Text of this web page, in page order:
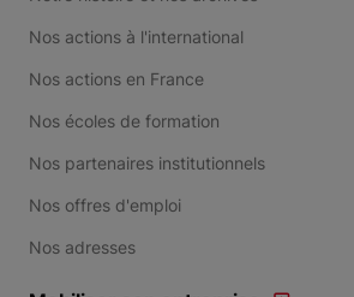
Nos actions à l'international
Nos actions en France
Nos écoles de formation
Nos partenaires institutionnels
Nos offres d'emploi
Nos adresses